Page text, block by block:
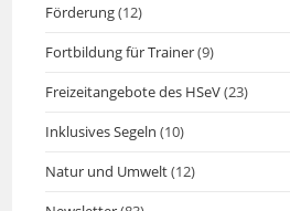
Förderung(12)
Fortbildung für Trainer(9)
Freizeitangebote des HSeV(23)
Inklusives Segeln (10)
Natur und Umwelt(12)